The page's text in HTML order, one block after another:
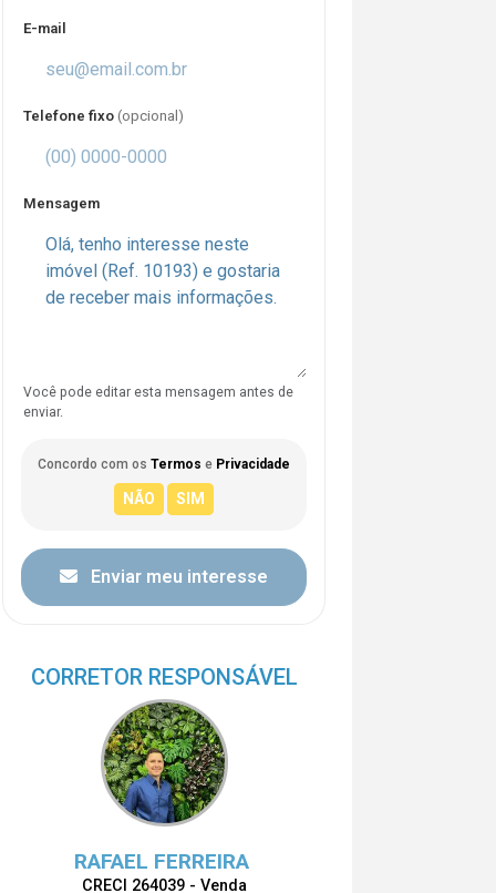
E-mail
Telefone fixo (opcional)
Mensagem
Você pode editar esta mensagem antes de
enviar.
Concordo com os Termos e Privacidade
Enviar meu interesse
CORRETOR RESPONSÁVEL
RAFAEL FERREIRA
CRECI 264039 - Venda